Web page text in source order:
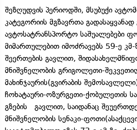
შეზღუდვის პერიოდში, მსუბუქი
კატეგორიის მგზავრთა
ავტოსატრანსპორტო საშუალებები
მიმართულებით იმოძრავებს 59-ე
შეერთების გავლით,
მნიშვნელობის გრიგოლეთი-
მახინჯაურის(გვირაბის
ჩოხატაური-ოზურგეთი-ქობულეთის
გზების გავლით, საიდანაც
მნიშვნელობის სენაკი-